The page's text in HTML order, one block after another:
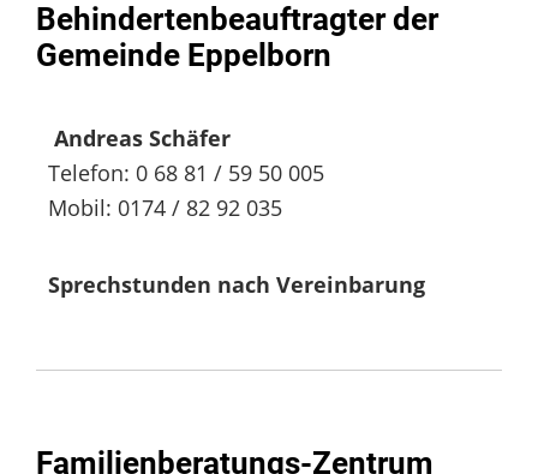
Behindertenbeauftragter der
Gemeinde Eppelborn
Andreas Schäfer
Telefon: 0 68 81 / 59 50 005
Mobil: 0174 / 82 92 035
Sprechstunden nach Vereinbarung
Familienberatungs-Zentrum